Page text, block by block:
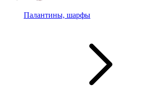
Палантины, шарфы